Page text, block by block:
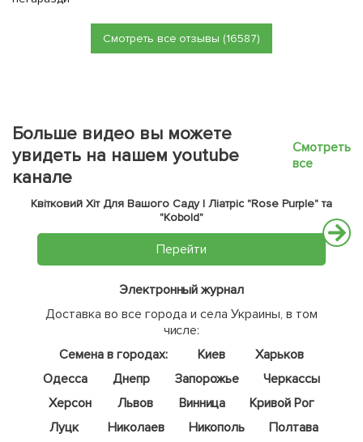
Смотреть все отзывы (16587)
Больше видео вы можете
увидеть на нашем youtube
канале
Смотреть
все
Квітковий Хіт Для Вашого Саду | Ліатріс "Rose Purple" та
"Kobold"
Перейти
Электронный журнал
Доставка во все города и села Украины, в том
числе:
Семена в городах:
Киев
Харьков
Одесса
Днепр Запорожье
Черкассы
Херсон
Львов Винница
Кривой Рог
Луцк
Николаев Никополь
Полтава